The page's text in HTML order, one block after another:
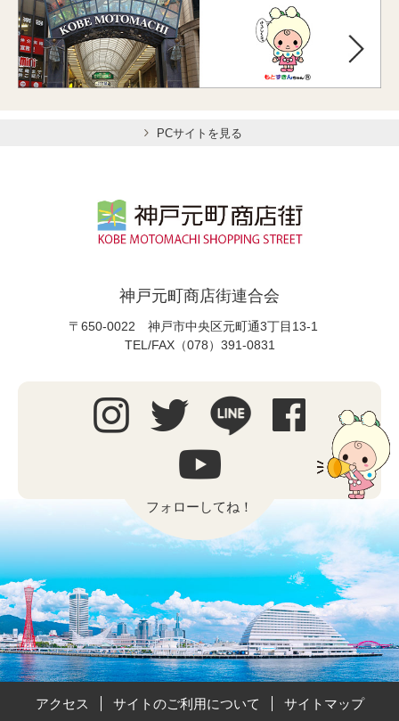
PCサイトを見る
神戸元町商店街連合会
〒650-0022 神戸市中央区元町通3丁目13-1
TEL/FAX（078）391-0831
フォローしてね！
アクセス サイトのご利用について サイトマップ